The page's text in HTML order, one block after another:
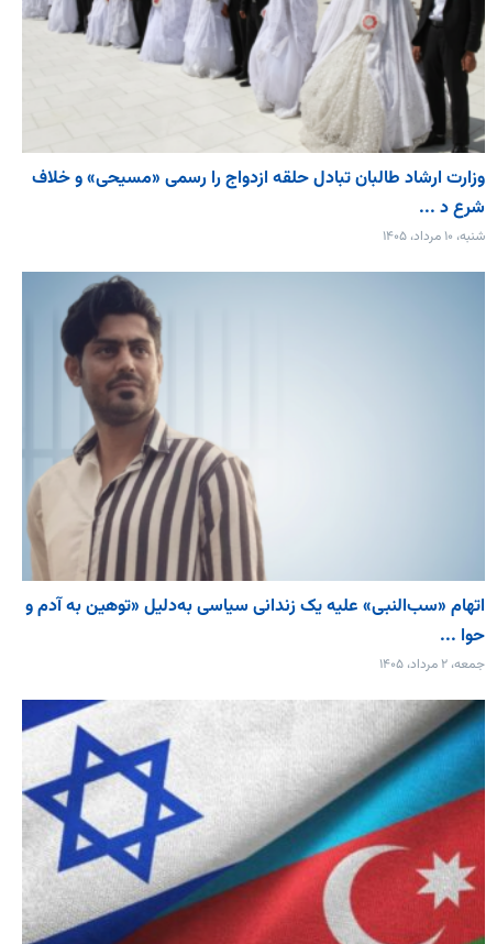
وزارت ارشاد طالبان تبادل حلقه ازدواج را رسمی «مسیحی» و خلاف
شرع د ...
شنبه، ۱۰ مرداد، ۱۴۰۵
اتهام «سب‌النبی» علیه یک زندانی سیاسی به‌دلیل «توهین به آدم و
حوا ...
جمعه، ۲ مرداد، ۱۴۰۵